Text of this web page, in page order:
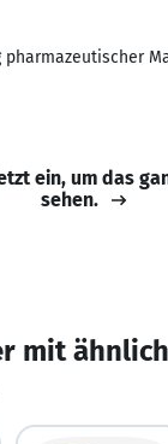
ein, um das
sehen.
mit